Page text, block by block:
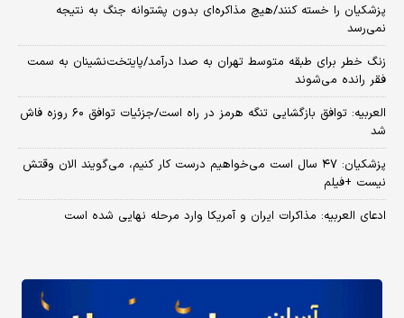
پزشکیان را خسته کنند/هیچ مذاکره‌ای بدون پشتوانه جنگ به نتیجه
نمی‌رسد
زنگ خطر برای طبقه متوسط تهران به صدا درآمد/پایتخت‌نشینان به سمت
فقر رانده می‌شوند
العربیه: توافق بازگشایی تنگه هرمز در راه است/جزئیات توافق ۶۰ روزه فاش
شد
پزشکیان: ۴۷ سال است می‌خواهیم درست کار کنیم، می‌گویند الان وقتش
نیست +فیلم
ادعای العربیه: مذاکرات ایران و آمریکا وارد مرحله نهایی شده است